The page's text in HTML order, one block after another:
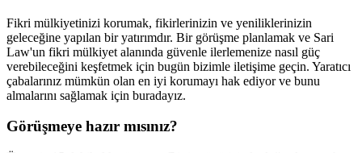
Fikri mülkiyetinizi korumak, fikirlerinizin ve yeniliklerinizin
geleceğine yapılan bir yatırımdır. Bir görüşme planlamak ve Sari
Law'un fikri mülkiyet alanında güvenle ilerlemenize nasıl güç
verebileceğini keşfetmek için bugün bizimle iletişime geçin. Yaratıcı
çabalarınız mümkün olan en iyi korumayı hak ediyor ve bunu
almalarını sağlamak için buradayız.
Görüşmeye hazır mısınız?